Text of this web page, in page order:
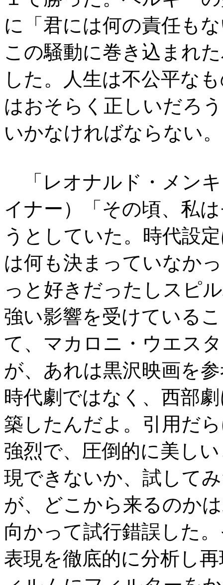
に「君には何の責任も
この騒動に巻き込まれ
した。人生は不公平な
はおそらく正しいだろ
いかなければならない。
「レオナルド・メン
イナー）「その頃、私
うとしていた。時代設
は何も決まっていなか
っと好きだったしスピ
強い影響を受けている
て、マカロニ・ウエス
が、あれは黒沢映画を
時代劇ではなく、西部
築したんだよ。引用だ
強烈で、圧倒的に美し
現できないか、試して
が、どこから来るのか
向かって試行錯誤した
表現を徹底的に分析し